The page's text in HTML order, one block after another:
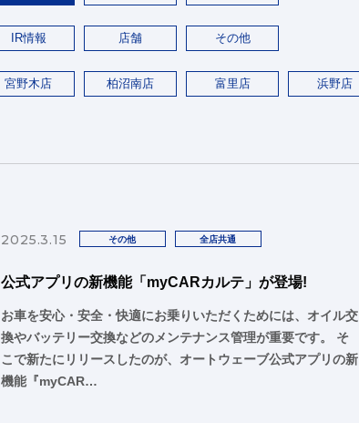
IR情報 店舗 その他
宮野木店 柏沼南店 富里店 浜野店
2025.3.15 その他 全店共通
公式アプリの新機能「myCARカルテ」が登場!
お車を安心・安全・快適にお乗りいただくためには、オイル交
換やバッテリー交換などのメンテナンス管理が重要です。 そ
こで新たにリリースしたのが、オートウェーブ公式アプリの新
機能『myCAR…